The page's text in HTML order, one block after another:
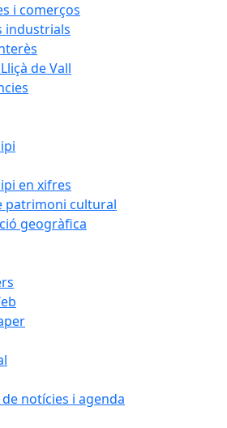
i comerços
industrials
de Vall
en xifres
patrimoni cultural
geogràfica
notícies i agenda